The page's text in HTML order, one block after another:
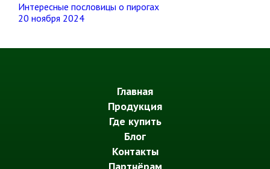
Интересные пословицы о пирогах
20 ноября 2024
Главная
Продукция
Где купить
Блог
Контакты